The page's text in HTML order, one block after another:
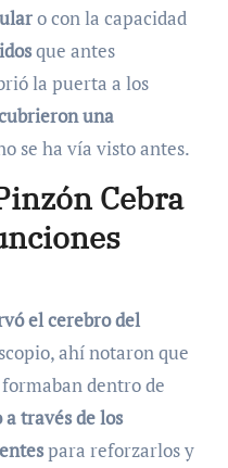
o con la capacidad
que antes
la puerta a los
una
se ha vía visto antes.
Cebra
el cerebro del
ahí notaron que
dentro de
través de los
para reforzarlos y